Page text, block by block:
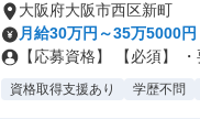
大阪府大阪市西区新町
月給30万円～35万5000円
【応募資格】 【必須】
資格取得支援あり 学歴不問